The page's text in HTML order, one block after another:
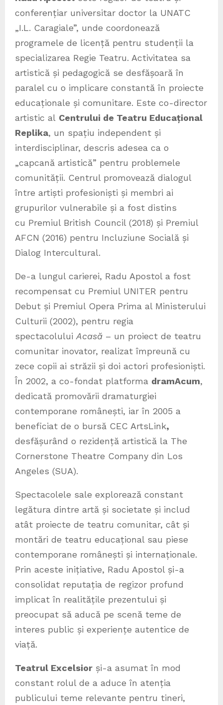
conferențiar universitar doctor la UNATC
„I.L. Caragiale”, unde coordonează
programele de licență pentru studenții la
specializarea Regie Teatru. Activitatea sa
artistică și pedagogică se desfășoară în
paralel cu o implicare constantă în proiecte
educaționale și comunitare. Este co-director
artistic al Centrului de Teatru Educațional
Replika, un spațiu independent și
interdisciplinar, descris adesea ca o
„capcană artistică” pentru problemele
comunității. Centrul promovează dialogul
între artiști profesioniști și membri ai
grupurilor vulnerabile și a fost distins
cu Premiul British Council (2018) și Premiul
AFCN (2016) pentru Incluziune Socială și
Dialog Intercultural.
De-a lungul carierei, Radu Apostol a fost
recompensat cu Premiul UNITER pentru
Debut și Premiul Opera Prima al Ministerului
Culturii (2002), pentru regia
spectacoluluiAcasă – un proiect de teatru
comunitar inovator, realizat împreună cu
zece copii ai străzii și doi actori profesioniști.
În 2002, a co-fondat platforma dramAcum,
dedicată promovării dramaturgiei
contemporane românești, iar în 2005 a
beneficiat de o bursă CEC ArtsLink,
desfășurând o rezidență artistică la The
Cornerstone Theatre Company din Los
Angeles (SUA).
Spectacolele sale explorează constant
legătura dintre artă și societate și includ
atât proiecte de teatru comunitar, cât și
montări de teatru educațional sau piese
contemporane românești și internaționale.
Prin aceste inițiative, Radu Apostol și-a
consolidat reputația de regizor profund
implicat în realitățile prezentului și
preocupat să aducă pe scenă teme de
interes public și experiențe autentice de
viață.
Teatrul Excelsior și-a asumat în mod
constant rolul de a aduce în atenția
publicului teme relevante pentru tineri,